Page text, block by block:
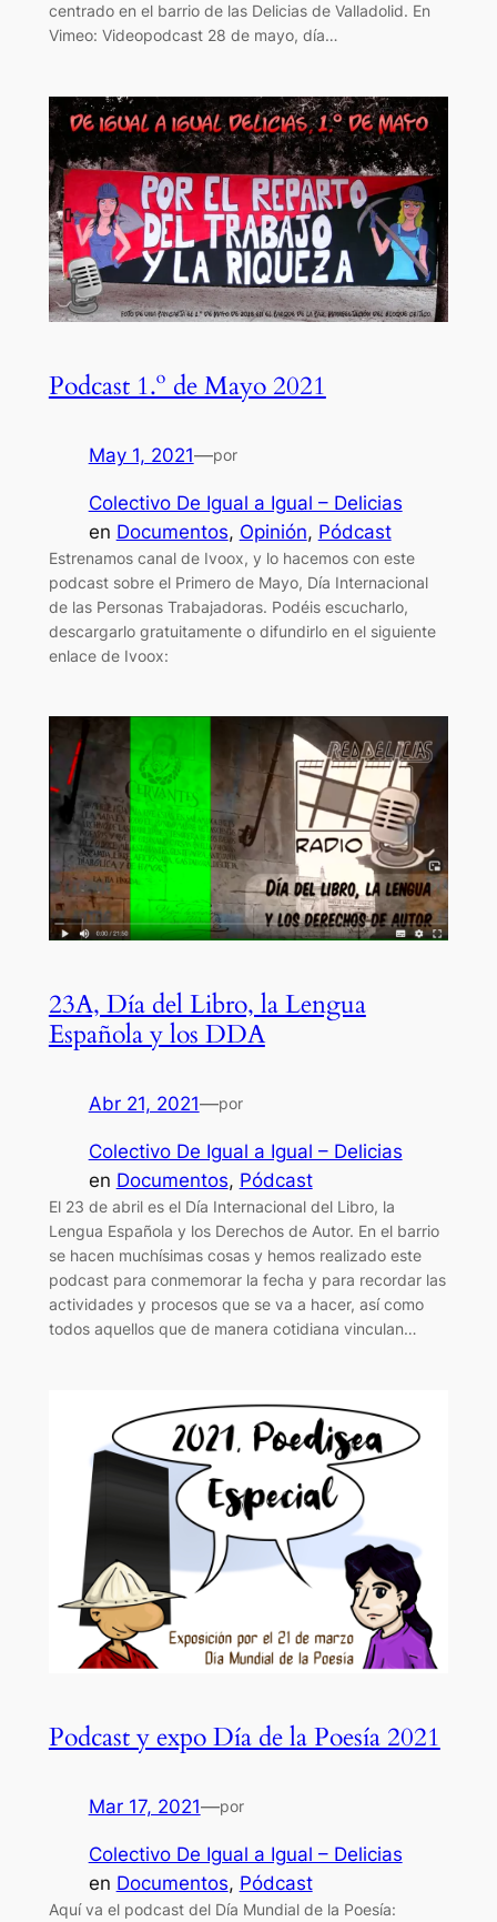
centrado en el barrio de las Delicias de Valladolid. En
Vimeo: Videopodcast 28 de mayo, día…
Podcast 1.º de Mayo 2021
May 1, 2021—por
Colectivo De Igual a Igual – Delicias
en Documentos, Opinión, Pódcast
Estrenamos canal de Ivoox, y lo hacemos con este
podcast sobre el Primero de Mayo, Día Internacional
de las Personas Trabajadoras. Podéis escucharlo,
descargarlo gratuitamente o difundirlo en el siguiente
enlace de Ivoox:
23A, Día del Libro, la Lengua
Española y los DDA
Abr 21, 2021—por
Colectivo De Igual a Igual – Delicias
en Documentos, Pódcast
El 23 de abril es el Día Internacional del Libro, la
Lengua Española y los Derechos de Autor. En el barrio
se hacen muchísimas cosas y hemos realizado este
podcast para conmemorar la fecha y para recordar las
actividades y procesos que se va a hacer, así como
todos aquellos que de manera cotidiana vinculan…
Podcast y expo Día de la Poesía 2021
Mar 17, 2021—por
Colectivo De Igual a Igual – Delicias
en Documentos, Pódcast
Aquí va el podcast del Día Mundial de la Poesía: